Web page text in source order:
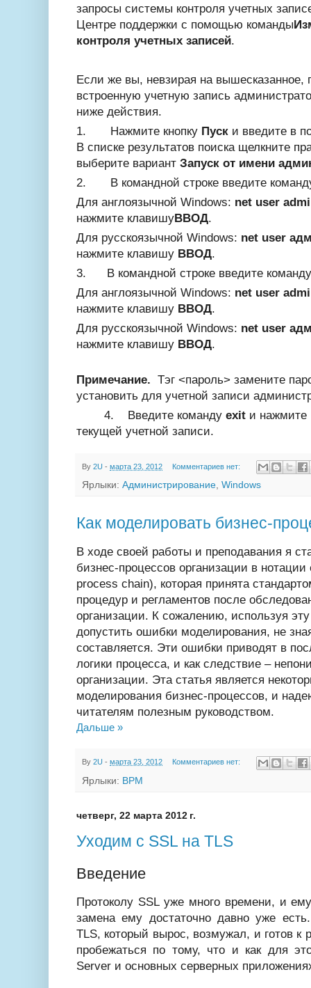
запросы системы контроля учетных
Центре поддержки с помощью команды
контроля учетных записей.
Если же вы, невзирая на вышесказанное,
встроенную учетную запись
ниже действия.
1.
Нажмите кнопку Пуск и введите в
В списке результатов поиска щелкните
выберите вариант Запуск от имени
2.
В командной строке введите
Для англоязычной Windows: net user
нажмите клавишуВВОД.
Для русскоязычной Windows: net user
нажмите клавишу ВВОД.
3.
В командной строке введите
Для англоязычной Windows: net user
нажмите клавишу ВВОД.
Для русскоязычной Windows: net user
нажмите клавишу ВВОД.
Примечание. Тэг <пароль> замените
установить для учетной записи
4. Введите команду exit и
текущей учетной записи.
By 2U - марта 23, 2012 Комментариев нет:
Ярлыки: Администрирование, Windows
Как моделировать бизнес-
В ходе своей работы и преподавания я
бизнес-процессов организации в
process chain), которая принята
процедур и регламентов после
организации. К сожалению, используя
допустить ошибки моделирования, не
составляется. Эти ошибки приводят в
логики процесса, и как следствие –
организации. Эта статья является
моделирования бизнес-процессов, и
читателям полезным руководством.
Дальше »
By 2U - марта 23, 2012 Комментариев нет:
Ярлыки: BPM
четверг, 22 марта 2012 г.
Уходим с SSL на TLS
Введение
Протоколу SSL уже много времени, и
замена ему достаточно давно уже
TLS, который вырос, возмужал, и готов к
пробежаться по тому, что и как для
Server и основных серверных